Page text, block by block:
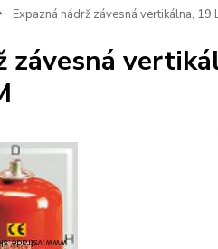
Expazná nádrž závesná vertikálna, 19
závesná